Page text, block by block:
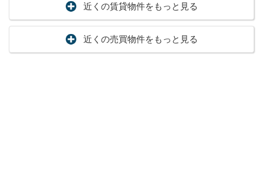
近くの賃貸物件をもっと見る
近くの売買物件をもっと見る